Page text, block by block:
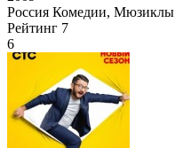
Россия Комедии, Мюзиклы
Рейтинг 7
6